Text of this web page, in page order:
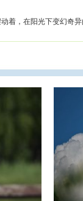
着，在阳光下变幻奇